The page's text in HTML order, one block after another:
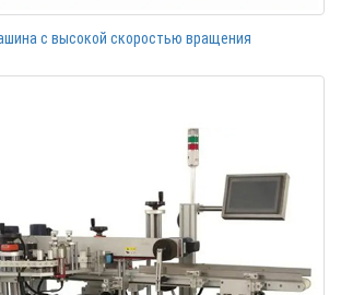
с высокой скоростью вращения